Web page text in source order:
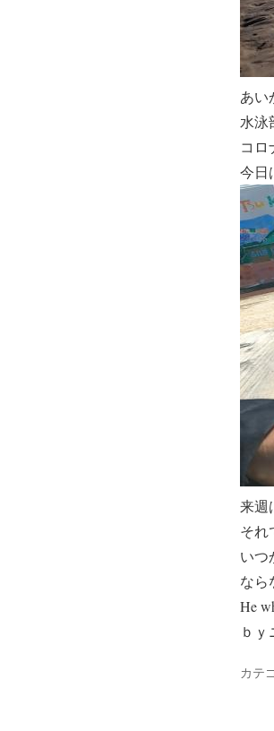
あ
水泳
コロ
今日
来週
それ
いつ
なら
He
ｂｙ
カテ